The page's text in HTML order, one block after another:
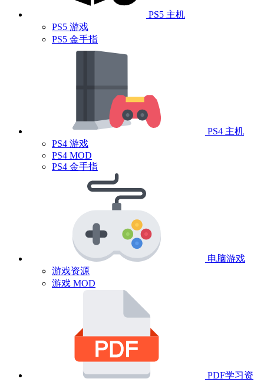
PS5 主机
PS5 游戏
PS5 金手指
PS4 主机
PS4 游戏
PS4 MOD
PS4 金手指
电脑游戏
游戏资源
游戏 MOD
PDF学习资